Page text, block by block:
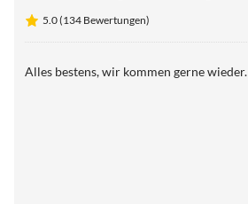
5.0 (134 Bewertungen)
Alles bestens, wir kommen gerne wieder.